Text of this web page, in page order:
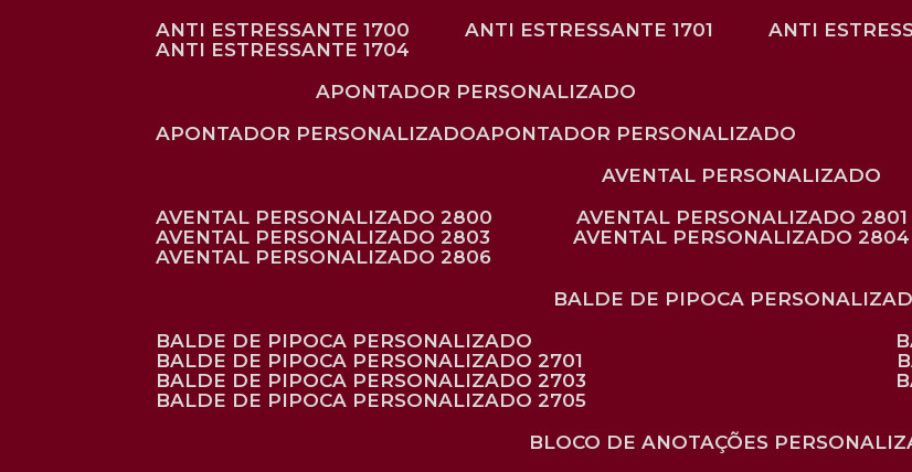
ANTI ESTRESSANTE 1700
ANTI ESTRESSANTE 1701 ANTI
ANTI ESTRESSANTE 1704
APONTADOR PERSONALIZADO
APONTADOR PERSONALIZADO
APONTADOR PERSONALIZADO
AVENTAL PERSONALIZADO
AVENTAL PERSONALIZADO 2800
AVENTAL PERSONALIZADO 2801
AVENTAL PERSONALIZADO 2803
AVENTAL PERSONALIZADO 2804
AVENTAL PERSONALIZADO 2806
BALDE DE PIPOCA
BALDE DE PIPOCA PERSONALIZADO
BALDE DE PIPOCA PERSONALIZADO 2701
BALDE DE PIPOCA PERSONALIZADO 2703
BALDE DE PIPOCA PERSONALIZADO 2705
BLOCO DE ANOTAÇÕES